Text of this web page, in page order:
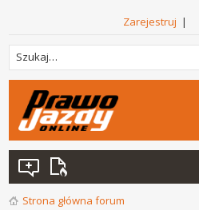
Zarejestruj |
Strona główna forum